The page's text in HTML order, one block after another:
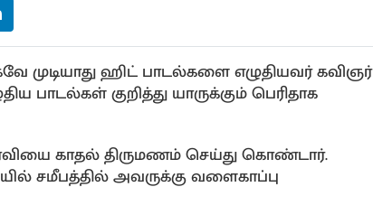
முடியாது ஹிட் பாடல்களை எழுதியவர் கவிஞர்
பாடல்கள் குறித்து யாருக்கும் பெரிதாக
காதல் திருமணம் செய்து கொண்டார்.
சமீபத்தில் அவருக்கு வளைகாப்பு